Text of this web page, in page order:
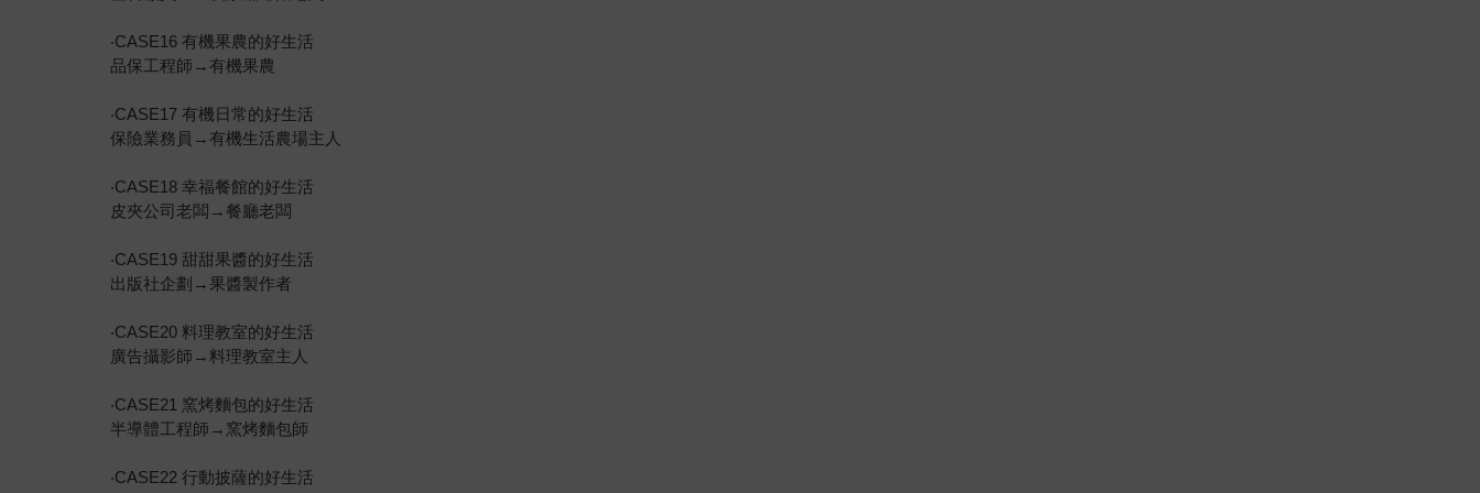
‧CASE16 有機果農的好生活
品保工程師→有機果農
‧CASE17 有機日常的好生活
保險業務員→有機生活農場主人
‧CASE18 幸福餐館的好生活
皮夾公司老闆→餐廳老闆
‧CASE19 甜甜果醬的好生活
出版社企劃→果醬製作者
‧CASE20 料理教室的好生活
廣告攝影師→料理教室主人
‧CASE21 窯烤麵包的好生活
半導體工程師→窯烤麵包師
‧CASE22 行動披薩的好生活